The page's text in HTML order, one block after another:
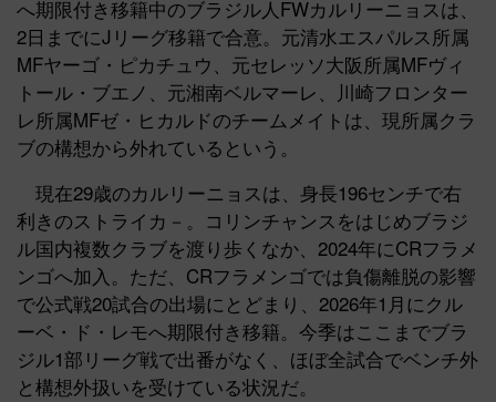
へ期限付き移籍中のブラジル人FWカルリーニョスは、
2日までにJリーグ移籍で合意。元清水エスパルス所属
MFヤーゴ・ピカチュウ、元セレッソ大阪所属MFヴィ
トール・ブエノ、元湘南ベルマーレ、川崎フロンター
レ所属MFゼ・ヒカルドのチームメイトは、現所属クラ
ブの構想から外れているという。
現在29歳のカルリーニョスは、身長196センチで右
利きのストライカ－。コリンチャンスをはじめブラジ
ル国内複数クラブを渡り歩くなか、2024年にCRフラメ
ンゴへ加入。ただ、CRフラメンゴでは負傷離脱の影響
で公式戦20試合の出場にとどまり、2026年1月にクル
ーベ・ド・レモへ期限付き移籍。今季はここまでブラ
ジル1部リーグ戦で出番がなく、ほぼ全試合でベンチ外
と構想外扱いを受けている状況だ。